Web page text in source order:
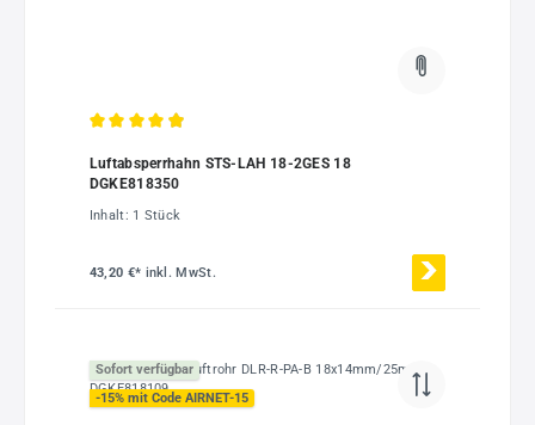
Luftabsperrhahn STS-LAH 18-2GES 18
DGKE818350
Inhalt: 1 Stück
43,20 €* inkl. MwSt.
Sofort verfügbar
-15% mit Code AIRNET-15